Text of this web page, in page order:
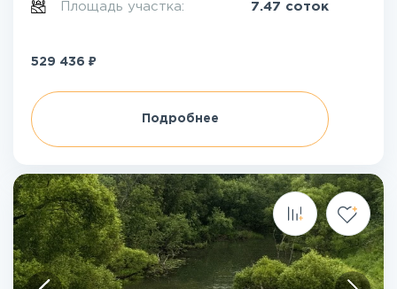
Площадь участка: 7.47 соток
529 436 ₽
Подробнее